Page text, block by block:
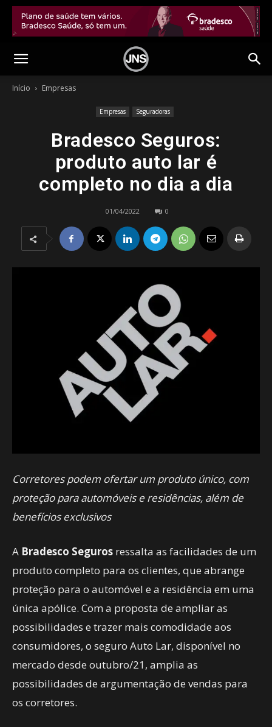
Início Empresas
Empresas Seguradoras
Bradesco Seguros:
produto auto lar é
completo no dia a dia
01/04/2022 0
Corretores podem ofertar um produto único, com
proteção para automóveis e residências, além de
benefícios exclusivos
A Bradesco Seguros ressalta as facilidades de um
produto completo para os clientes, que abrange
proteção para o automóvel e a residência em uma
única apólice. Com a proposta de ampliar as
possibilidades e trazer mais comodidade aos
consumidores, o seguro Auto Lar, disponível no
mercado desde outubro/21, amplia as
possibilidades de argumentação de vendas para
os corretores.